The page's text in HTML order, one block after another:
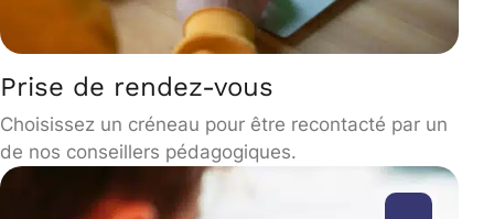
Prise de rendez-vous
Choisissez un créneau pour être recontacté par un
de nos conseillers pédagogiques.